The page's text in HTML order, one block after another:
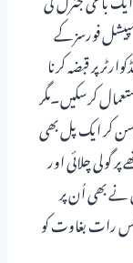
فورسزکے
پر قبضہ کرنا
کرسکیں۔مگر
کر ایک پل بھی
گولی چلائی اور
نے بھی اُن پر
اُس رات بغاوت کو